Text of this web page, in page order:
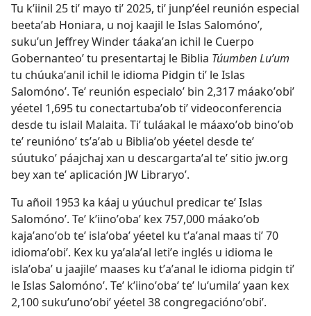
Tu kʼiinil 25 tiʼ mayo tiʼ 2025, tiʼ junpʼéel reunión especial
beetaʼab Honiara, u noj kaajil le Islas Salomónoʼ,
sukuʼun Jeffrey Winder táakaʼan ichil le Cuerpo
Gobernanteoʼ tu presentartaj le Biblia Túumben Luʼum
tu chúukaʼanil ichil le idioma Pidgin tiʼ le Islas
Salomónoʼ. Teʼ reunión especialoʼ bin 2,317 máakoʼobiʼ
yéetel 1,695 tu conectartubaʼob tiʼ videoconferencia
desde tu islail Malaita. Tiʼ tuláakal le máaxoʼob binoʼob
teʼ reuniónoʼ tsʼaʼab u Bibliaʼob yéetel desde teʼ
súutukoʼ páajchaj xan u descargartaʼal teʼ sitio jw.org
bey xan teʼ aplicación JW Libraryoʼ.
Tu añoil 1953 ka káaj u yúuchul predicar teʼ Islas
Salomónoʼ. Teʼ kʼiinoʼobaʼ kex 757,000 máakoʼob
kajaʼanoʼob teʼ islaʼobaʼ yéetel ku tʼaʼanal maas tiʼ 70
idiomaʼobiʼ. Kex ku yaʼalaʼal letiʼe inglés u idioma le
islaʼobaʼ u jaajileʼ maases ku tʼaʼanal le idioma pidgin tiʼ
le Islas Salomónoʼ. Teʼ kʼiinoʼobaʼ teʼ luʼumilaʼ yaan kex
2,100 sukuʼunoʼobiʼ yéetel 38 congregaciónoʼobiʼ.